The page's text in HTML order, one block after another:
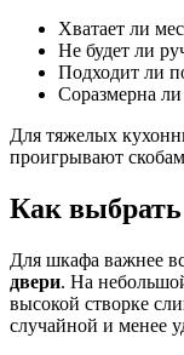
Хватает ли
Не будет ли
Подходит ли
Соразмерна
Для тяжелых
проигрывают
Как
Для шкафа важнее
двери. На
высокой створке
случайной и менее